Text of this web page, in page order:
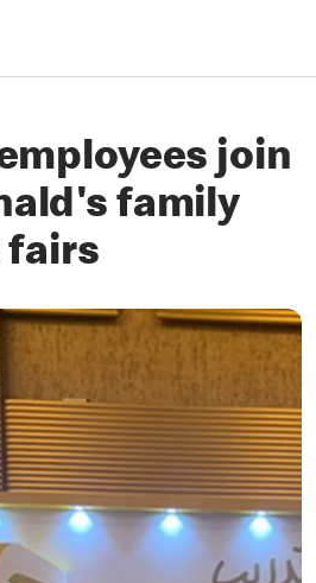
join
family
fairs